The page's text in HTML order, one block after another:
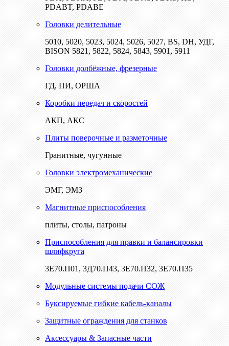
PDABT, PDABE
Головки делительные
5010, 5020, 5023, 5024, 5026, 5027, BS, DH, УДГ,
BISON 5821, 5822, 5824, 5843, 5901, 5911
Головки долбёжные, фрезерные
ГД, ПИ, ОРША
Коробки передач и скоростей
АКП, АКС
Плиты поверочные и разметочные
Гранитные, чугунные
Головки электромеханические
ЭМГ, ЭМЗ
Магнитные приспособления
плиты, столы, патроны
Приспособления для правки и балансировки
шлифкруга
3Е70.П01, 3Д70.П43, 3Е70.П32, 3Е70.П35
Модульные системы подачи СОЖ
Буксируемые гибкие кабель-каналы
Защитные ограждения для станков
Аксессуары & Запасные части